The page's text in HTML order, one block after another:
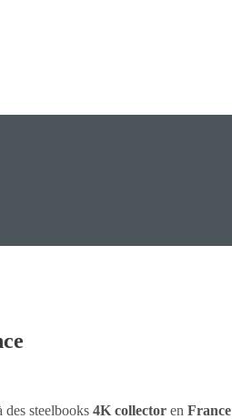
des steelbooks 4K collector en France